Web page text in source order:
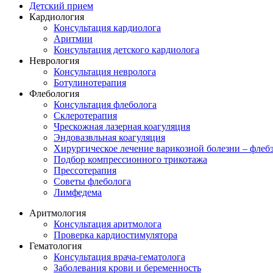
Детский прием
Кардиология
Консультация кардиолога
Аритмии
Консультация детского кардиолога
Неврология
Консультация невролога
Ботулинотерапия
Флебология
Консультация флеболога
Склеротерапия
Чрескожная лазерная коагуляция
Эндовазвльная коагуляция
Хирургическое лечение варикозной болезни –
Подбор компрессионного трикотажа
Прессотерапия
Советы флеболога
Лимфедема
Аритмология
Консультация аритмолога
Проверка кардиостимулятора
Гематология
Консультация врача-гематолога
Заболевания крови и беременность